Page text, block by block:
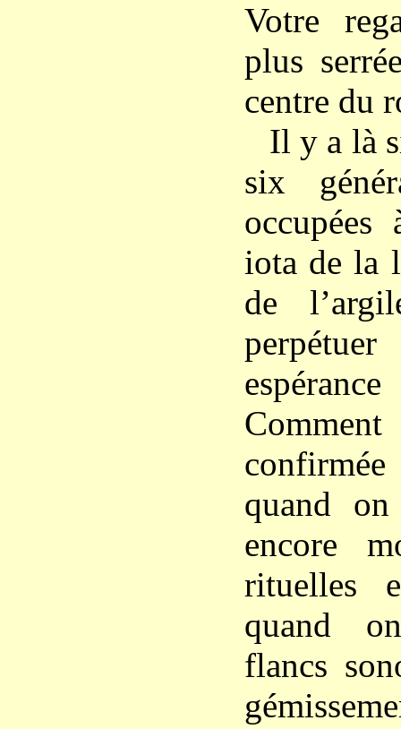
Votre
plus
centre du
Il y a là
six
occupées
iota de la
de
confirmée
quand
encore
rituelles
quand
flancs